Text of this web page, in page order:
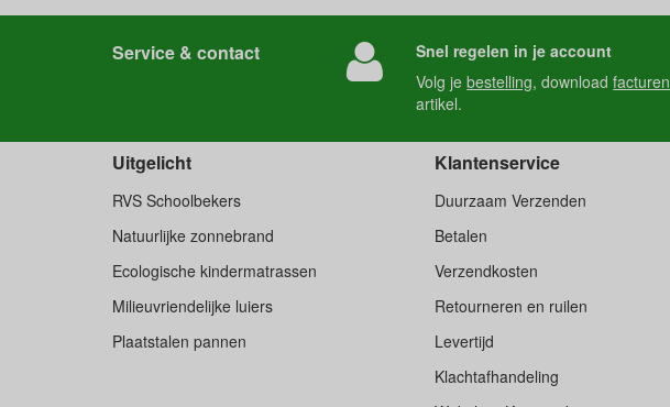
Service & contact
Snel regelen in je account
Volg jebestelling, downloadfacturen
artikel.
Klantenservice
Duurzaam Verzenden
Betalen
Verzendkosten
Retourneren en ruilen
Levertijd
Klachtafhandeling
Uitgelicht
RVS Schoolbekers
Natuurlijke zonnebrand
Ecologische kindermatrassen
Milieuvriendelijke luiers
Plaatstalen pannen